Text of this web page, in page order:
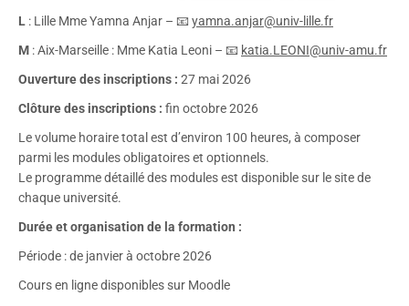
L : Lille Mme Yamna Anjar – 📧 yamna.anjar@univ-lille.fr
M : Aix-Marseille : Mme Katia Leoni – 📧 katia.LEONI@univ-amu.fr
Ouverture des inscriptions : 27 mai 2026
Clôture des inscriptions : fin octobre 2026
Le volume horaire total est d’environ 100 heures, à composer
parmi les modules obligatoires et optionnels.
Le programme détaillé des modules est disponible sur le site de
chaque université.
Durée et organisation de la formation :
Période : de janvier à octobre 2026
Cours en ligne disponibles sur Moodle